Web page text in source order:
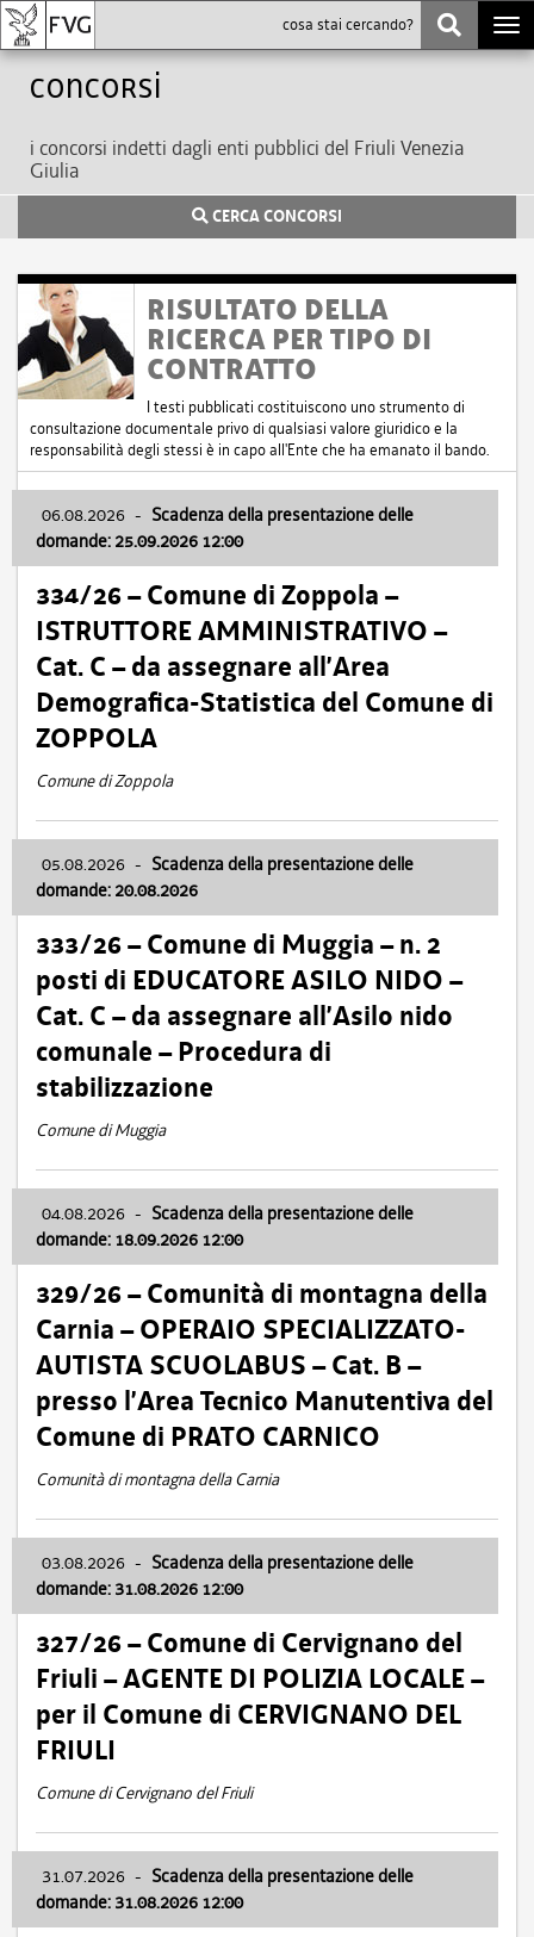
Concorsi
i concorsi indetti dagli enti pubblici del Friuli Venezia
Giulia
CERCA CONCORSI
RISULTATO DELLA
RICERCA PER TIPO DI
CONTRATTO
I testi pubblicati costituiscono uno strumento di
consultazione documentale privo di qualsiasi valore giuridico e la
responsabilità degli stessi è in capo all'Ente che ha emanato il bando.
06.08.2026 - Scadenza della presentazione delle
domande: 25.09.2026 12:00
334/26 – Comune di Zoppola –
ISTRUTTORE AMMINISTRATIVO –
Cat. C – da assegnare all’Area
Demografica-Statistica del Comune di
ZOPPOLA
Comune di Zoppola
05.08.2026 - Scadenza della presentazione delle
domande: 20.08.2026
333/26 – Comune di Muggia – n. 2
posti di EDUCATORE ASILO NIDO –
Cat. C – da assegnare all’Asilo nido
comunale – Procedura di
stabilizzazione
Comune di Muggia
04.08.2026 - Scadenza della presentazione delle
domande: 18.09.2026 12:00
329/26 – Comunità di montagna della
Carnia – OPERAIO SPECIALIZZATO-
AUTISTA SCUOLABUS – Cat. B –
presso l’Area Tecnico Manutentiva del
Comune di PRATO CARNICO
Comunità di montagna della Carnia
03.08.2026 - Scadenza della presentazione delle
domande: 31.08.2026 12:00
327/26 – Comune di Cervignano del
Friuli – AGENTE DI POLIZIA LOCALE –
per il Comune di CERVIGNANO DEL
FRIULI
Comune di Cervignano del Friuli
31.07.2026 - Scadenza della presentazione delle
domande: 31.08.2026 12:00